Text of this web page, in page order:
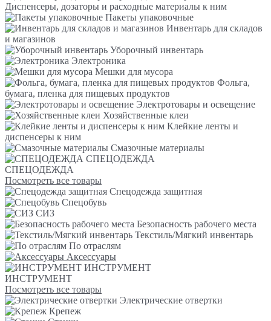
Диспенсеры, дозаторы и расходные материалы к ним
Пакеты упаковочные
Инвентарь для складов
и магазинов
Уборочный инвентарь
Электроника
Мешки для мусора
Фольга,
бумага, пленка для пищевых продуктов
Электротовары и освещение
Хозяйственные клеи
Клейкие ленты и
диспенсеры к ним
Смазочные материалы
СПЕЦОДЕЖДА
СПЕЦОДЕЖДА
Посмотреть все товары
Спецодежда защитная
Спецобувь
СИЗ
Безопасность рабочего места
Текстиль/Мягкий инвентарь
По отраслям
Аксессуары
ИНСТРУМЕНТ
ИНСТРУМЕНТ
Посмотреть все товары
Электрические отвертки
Крепеж